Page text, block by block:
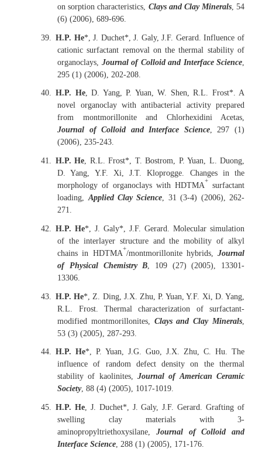
on sorption characteristics, Clays and Clay Minerals, 54
(6) (2006), 689-696.
39. H.P. He*, J. Duchet*, J. Galy, J.F. Gerard. Influence of
cationic surfactant removal on the thermal stability of
organoclays, Journal of Colloid and Interface Science
295 (1) (2006), 202-208.
40. H.P. He, D. Yang, P. Yuan, W. Shen, R.L. Frost*. A
novel organoclay with antibacterial activity prepared
from montmorillonite and Chlorhexidini Acetas,
Journal of Colloid and Interface Science, 297 (1)
(2006), 235-243.
41. H.P. He , R.L. Frost*, T. Bostrom, P. Yuan, L. Duong,
D. Yang, Y.F. Xi, J.T. Kloprogge. Changes in the
morphology of organoclays with HDTMA
+
surfactant
loading,Applied Clay Science, 31 (3-4) (2006), 262-
271.
42. H.P. He*, J. Galy*, J.F. Gerard. Molecular simulation
of the interlayer structure and the mobility of alkyl
chains in HDTMA
+
/montmorillonite hybrids, Journal
of Physical Chemistry B, 109 (27) (2005), 13301-
13306.
43. H.P. He*, Z. Ding, J.X. Zhu, P. Yuan, Y.F. Xi, D. Yang,
R.L. Frost. Thermal characterization of surfactant-
modified montmorillonites, Clays and Clay Minerals
53 (3) (2005), 287-293.
44. H.P. He*, P. Yuan, J.G. Guo, J.X. Zhu, C. Hu. The
influence of random defect density on the thermal
stability of kaolinites,Journal of American Ceramic
Society, 88 (4) (2005), 1017-1019.
45. H.P. He, J. Duchet*, J. Galy, J.F. Gerard. Grafting of
swelling clay materials with 3-
aminopropyltriethoxysilane, Journal of Colloid and
Interface Science , 288 (1) (2005), 171-176.